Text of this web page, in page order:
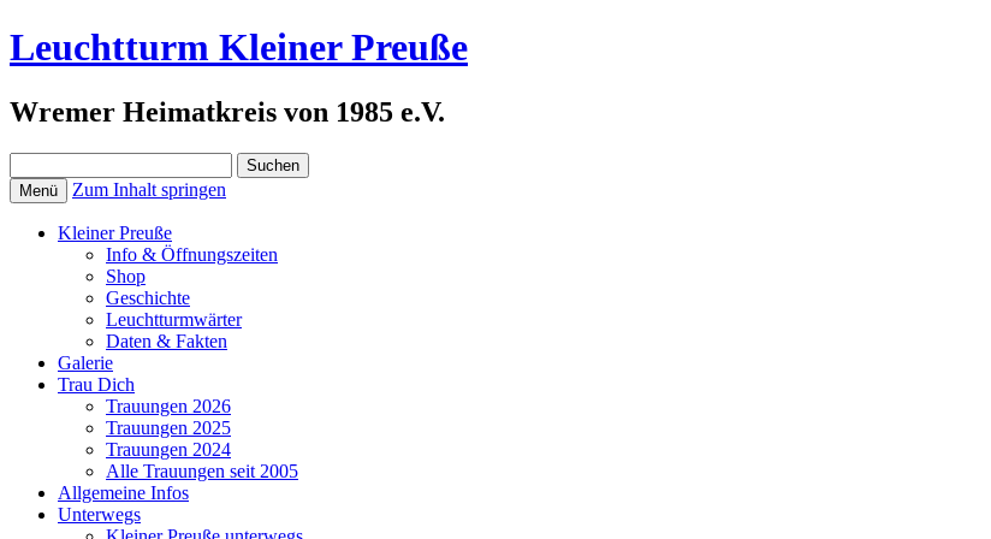
Leuchtturm Kleiner Preuße
Wremer Heimatkreis von 1985 e.V.
nach:
Menü Zum Inhalt springen
Kleiner Preuße
Info & Öffnungszeiten
Shop
Geschichte
Leuchtturmwärter
Daten & Fakten
Galerie
Trau Dich
Trauungen 2026
Trauungen 2025
Trauungen 2024
Alle Trauungen seit 2005
Allgemeine Infos
Unterwegs